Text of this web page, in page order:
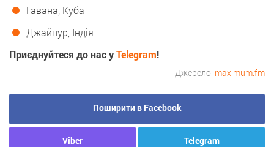
Гавана, Куба
Джайпур, Індія
Приєднуйтеся до нас уTelegram!
Джерело: maximum.fm
Поширити в Facebook
Viber Telegram